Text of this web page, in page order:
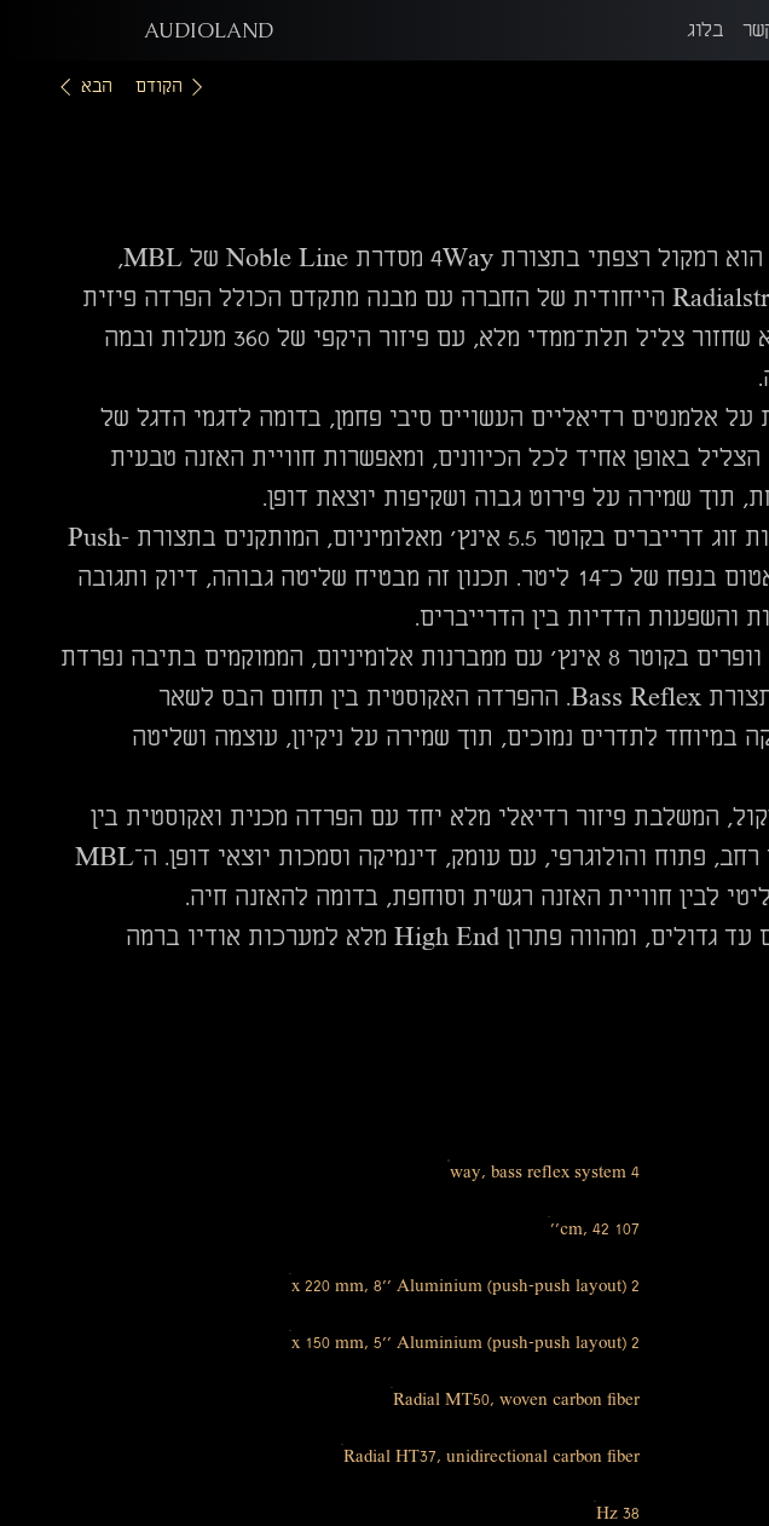
בלוג AUDIOLAND
הקודם הבא
הוא רמקול רצפתי בתצורת 4Way מסדרת Noble Line של MBL,
המשלב את טכנולוגיית ה־Radialstrahler הייחודית של החברה עם מבנה מתקדם הכולל הפרדה פיזית
בין תחומי התדרים. התוצאה היא שחזור צליל תלת־ממדי מלא, עם פיזור היקפי של 360 מעלות ובמה
על אלמנטים רדיאליים העשויים סיבי פחמן, בדומה לדגמי הדגל של
באופן אחיד לכל הכיוונים, ומאפשרות חוויית האזנה טבעית
תוך שמירה על פירוט גבוה ושקיפות יוצאת דופן.
תחום המיד־נמוך מטופל באמצעות זוג דרייברים בקוטר 5.5 אינץ’ מאלומיניום, המותקנים בתצורת Push-
Push בצידי התיבה, בתוך תא אטום בנפח של כ־14 ליטר. תכנון זה מבטיח שליטה גבוהה, דיוק ותגובה
והשפעות הדדיות בין הדרייברים.
תחום הבס מטופל באמצעות זוג וופרים בקוטר 8 אינץ’ עם ממברנות אלומיניום, הממוקמים בתיבה נפרדת
לחלוטין בנפח של כ־58 ליטר בתצורת Bass Reflex. ההפרדה האקוסטית בין תחום הבס לשאר
במיוחד לתדרים נמוכים, תוך שמירה על ניקיון, עוצמה ושליטה
המשלבת פיזור רדיאלי מלא יחד עם הפרדה מכנית ואקוסטית בין
היחידות, מאפשרת יצירת סאונד רחב, פתוח והולוגרפי, עם עומק, דינמיקה וסמכות יוצאי דופן. ה־MBL
הרמקול מתאים לחללים בינוניים עד גדולים, ומהווה פתרון High End מלא למערכות אודיו ברמה
4 way, bass reflex system
107 cm, 42''
2 x 220 mm, 8'' Aluminium (push-push layout)
2 x 150 mm, 5'' Aluminium (push-push layout)
Radial MT50, woven carbon fiber
Radial HT37, unidirectional carbon fiber
38 Hz